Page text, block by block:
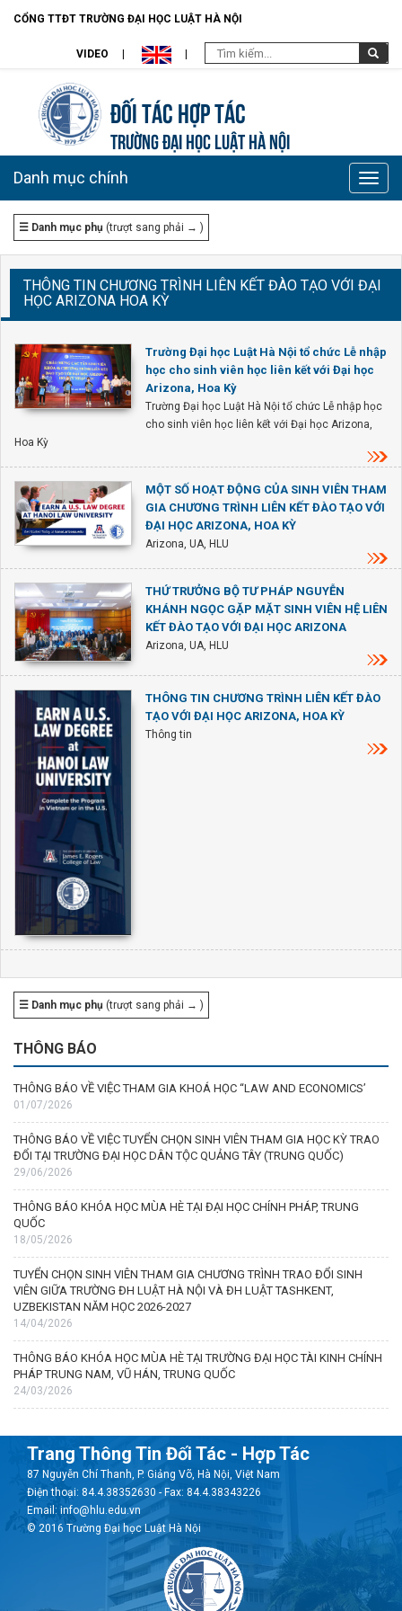
CỔNG TTĐT TRƯỜNG ĐẠI HỌC LUẬT HÀ NỘI
VIDEO
Đối tác hợp tác
TRƯỜNG ĐẠI HỌC LUẬT HÀ NỘI
Toggle
Danh mục chính
☰ Danh mục phụ (trượt sang phải → )
THÔNG TIN CHƯƠNG TRÌNH LIÊN KẾT ĐÀO TẠO VỚI ĐẠI
HỌC ARIZONA HOA KỲ
Trường Đại học Luật Hà Nội tổ chức Lễ nhập
học cho sinh viên học liên kết với Đại học
Arizona, Hoa Kỳ
Trường Đại học Luật Hà Nội tổ chức Lễ nhập học
cho sinh viên học liên kết với Đại học Arizona,
Hoa Kỳ
MỘT SỐ HOẠT ĐỘNG CỦA SINH VIÊN THAM
GIA CHƯƠNG TRÌNH LIÊN KẾT ĐÀO TẠO VỚI
ĐẠI HỌC ARIZONA, HOA KỲ
Arizona, UA, HLU
THỨ TRƯỞNG BỘ TƯ PHÁP NGUYỄN
KHÁNH NGỌC GẶP MẶT SINH VIÊN HỆ LIÊN
KẾT ĐÀO TẠO VỚI ĐẠI HỌC ARIZONA
Arizona, UA, HLU
THÔNG TIN CHƯƠNG TRÌNH LIÊN KẾT ĐÀO
TẠO VỚI ĐẠI HỌC ARIZONA, HOA KỲ
Thông tin
☰ Danh mục phụ (trượt sang phải → )
THÔNG BÁO
THÔNG BÁO VỀ VIỆC THAM GIA KHOÁ HỌC “LAW AND ECONOMICS’
01/07/2026
THÔNG BÁO VỀ VIỆC TUYỂN CHỌN SINH VIÊN THAM GIA HỌC KỲ TRAO
ĐỔI TẠI TRƯỜNG ĐẠI HỌC DÂN TỘC QUẢNG TÂY (TRUNG QUỐC)
29/06/2026
THÔNG BÁO KHÓA HỌC MÙA HÈ TẠI ĐẠI HỌC CHÍNH PHÁP, TRUNG
QUỐC
18/05/2026
TUYỂN CHỌN SINH VIÊN THAM GIA CHƯƠNG TRÌNH TRAO ĐỔI SINH
VIÊN GIỮA TRƯỜNG ĐH LUẬT HÀ NỘI VÀ ĐH LUẬT TASHKENT,
UZBEKISTAN NĂM HỌC 2026-2027
14/04/2026
THÔNG BÁO KHÓA HỌC MÙA HÈ TẠI TRƯỜNG ĐẠI HỌC TÀI KINH CHÍNH
PHÁP TRUNG NAM, VŨ HÁN, TRUNG QUỐC
24/03/2026
Trang Thông Tin Đối Tác - Hợp Tác
87 Nguyễn Chí Thanh, P. Giảng Võ, Hà Nội, Việt Nam
Điện thoại: 84.4.38352630 - Fax: 84.4.38343226
Email: info@hlu.edu.vn
© 2016 Trường Đại học Luật Hà Nội